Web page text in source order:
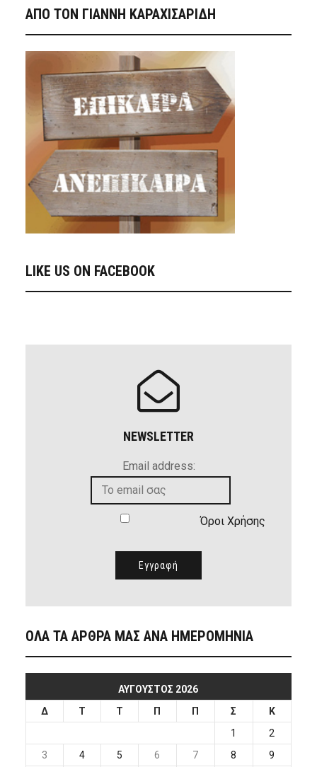
ΑΠΟ ΤΟΝ ΓΙΑΝΝΗ ΚΑΡΑΧΙΣΑΡΙΔΗ
LIKE US ON FACEBOOK
NEWSLETTER
Email address:
Όροι Χρήσης
ΟΛΑ ΤΑ ΑΡΘΡΑ ΜΑΣ ΑΝΑ ΗΜΕΡΟΜΗΝΙΑ
ΑΎΓΟΥΣΤΟΣ 2026
Δ
Τ Τ Π Π Σ
Κ
1
2
3
4 5 6 7 8 9